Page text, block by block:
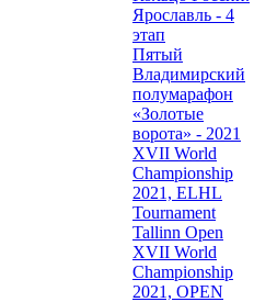
Ярославль - 4
этап
Пятый
Владимирский
полумарафон
«Золотые
ворота» - 2021
XVII World
Championship
2021, ELHL
Tournament
Tallinn Open
XVII World
Championship
2021, OPEN